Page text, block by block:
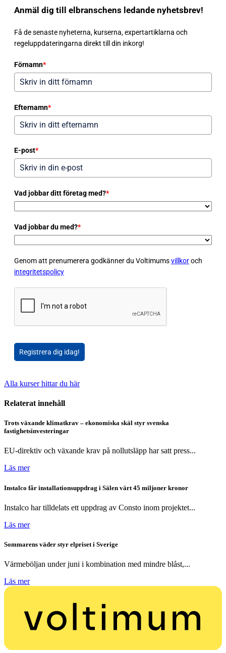
Anmäl dig till elbranschens ledande nyhetsbrev!
Få de senaste nyheterna, kurserna, expertartiklarna och
regeluppdateringarna direkt till din inkorg!
Förnamn*
Efternamn*
E-post*
Vad jobbar ditt företag med?*
Vad jobbar du med?*
Genom att prenumerera godkänner du Voltimumsvillkoroch
integritetspolicy
Registrera dig idag!
Alla kurser hittar du här
Relaterat innehåll
Trots växande klimatkrav – ekonomiska skäl styr svenska
fastighetsinvesteringar
EU-direktiv och växande krav på nollutsläpp har satt press...
Läs mer
Instalco får installationsuppdrag i Sälen värt 45 miljoner kronor
Instalco har tilldelats ett uppdrag av Consto inom projektet...
Läs mer
Sommarens väder styr elpriset i Sverige
Värmeböljan under juni i kombination med mindre blåst,...
Läs mer